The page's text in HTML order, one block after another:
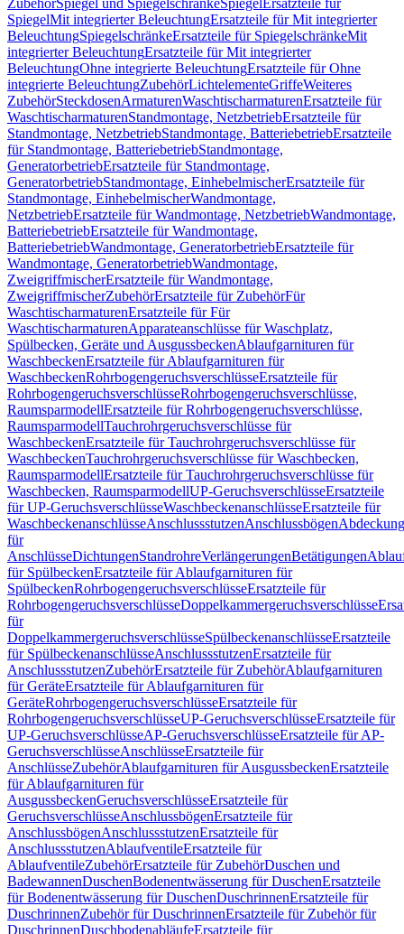
ZubehörSpiegel und SpiegelschränkeSpiegel Ersatzteile für
SpiegelMit integrierter BeleuchtungErsatzteile für Mit integrierter
BeleuchtungSpiegelschränkeErsatzteile für SpiegelschränkeMit
integrierter BeleuchtungErsatzteile für Mit integrierter
BeleuchtungOhne integrierte BeleuchtungErsatzteile für Ohne
integrierte BeleuchtungZubehörLichtelementeGriffeWeiteres
ZubehörSteckdosenArmaturenWaschtischarmaturenErsatzteile für
WaschtischarmaturenStandmontage, NetzbetriebErsatzteile für
Standmontage, NetzbetriebStandmontage, BatteriebetriebErsatzteile
für Standmontage, BatteriebetriebStandmontage,
GeneratorbetriebErsatzteile für Standmontage,
GeneratorbetriebStandmontage, EinhebelmischerErsatzteile für
Standmontage, EinhebelmischerWandmontage,
NetzbetriebErsatzteile für Wandmontage, NetzbetriebWandmontage,
BatteriebetriebErsatzteile für Wandmontage,
BatteriebetriebWandmontage, GeneratorbetriebErsatzteile für
Wandmontage, GeneratorbetriebWandmontage,
ZweigriffmischerErsatzteile für Wandmontage,
ZweigriffmischerZubehörErsatzteile für ZubehörFür
WaschtischarmaturenErsatzteile für Für
WaschtischarmaturenApparateanschlüsse für Waschplatz,
Spülbecken, Geräte und AusgussbeckenAblaufgarnituren für
WaschbeckenErsatzteile für Ablaufgarnituren für
WaschbeckenRohrbogengeruchsverschlüsseErsatzteile für
RohrbogengeruchsverschlüsseRohrbogengeruchsverschlüsse,
RaumsparmodellErsatzteile für Rohrbogengeruchsverschlüsse,
RaumsparmodellTauchrohrgeruchsverschlüsse für
WaschbeckenErsatzteile für Tauchrohrgeruchsverschlüsse für
WaschbeckenTauchrohrgeruchsverschlüsse für Waschbecken,
RaumsparmodellErsatzteile für Tauchrohrgeruchsverschlüsse für
Waschbecken, RaumsparmodellUP-GeruchsverschlüsseErsatzteile
für UP-GeruchsverschlüsseWaschbeckenanschlüsseErsatzteile für
WaschbeckenanschlüsseAnschlussstutzenAnschlussbögen
für
AnschlüsseDichtungenStandrohreVerlängerungenBetätigungen
für SpülbeckenErsatzteile für Ablaufgarnituren für
SpülbeckenRohrbogengeruchsverschlüsseErsatzteile für
RohrbogengeruchsverschlüsseDoppelkammergeruchsverschlüsse
für
DoppelkammergeruchsverschlüsseSpülbeckenanschlüsseErsatzteile
für SpülbeckenanschlüsseAnschlussstutzenErsatzteile für
AnschlussstutzenZubehörErsatzteile für ZubehörAblaufgarnituren
für GeräteErsatzteile für Ablaufgarnituren für
GeräteRohrbogengeruchsverschlüsseErsatzteile für
RohrbogengeruchsverschlüsseUP-GeruchsverschlüsseErsatzteile für
UP-GeruchsverschlüsseAP-GeruchsverschlüsseErsatzteile für AP-
GeruchsverschlüsseAnschlüsseErsatzteile für
AnschlüsseZubehörAblaufgarnituren für AusgussbeckenErsatzteile
für Ablaufgarnituren für
AusgussbeckenGeruchsverschlüsseErsatzteile für
GeruchsverschlüsseAnschlussbögenErsatzteile für
AnschlussbögenAnschlussstutzenErsatzteile für
AnschlussstutzenAblaufventileErsatzteile für
AblaufventileZubehörErsatzteile für ZubehörDuschen und
BadewannenDuschenBodenentwässerung für DuschenErsatzteile
für Bodenentwässerung für DuschenDuschrinnenErsatzteile für
DuschrinnenZubehör für DuschrinnenErsatzteile für Zubehör für
DuschrinnenDuschbodenabläufeErsatzteile für